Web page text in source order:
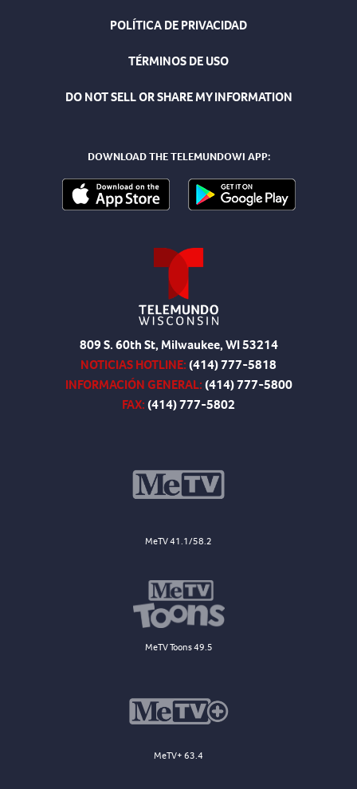
POLÍTICA DE PRIVACIDAD
TÉRMINOS DE USO
DO NOT SELL OR SHARE MY INFORMATION
DOWNLOAD THE TELEMUNDOWI APP:
809 S. 60th St, Milwaukee, WI 53214
NOTICIAS HOTLINE:(414) 777-5818
INFORMACIÓN GENERAL:(414) 777-5800
FAX:(414) 777-5802
MeTV 41.1/58.2
MeTV Toons 49.5
MeTV+ 63.4